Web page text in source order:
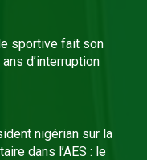
sportive fait son
d’interruption
nigérian sur la
dans l’AES : le